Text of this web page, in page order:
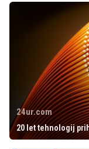
24ur.com
20 let tehnologij